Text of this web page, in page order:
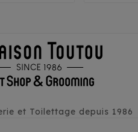
et Toilettage depuis 1986